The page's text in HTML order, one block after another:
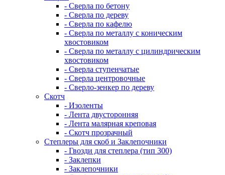
- Сверла по бетону
- Сверла по дереву
- Сверла по кафелю
- Сверла по металлу с коническим
хвостовиком
- Сверла по металлу с цилиндрическим
хвостовиком
- Сверла ступенчатые
- Сверла центровочные
- Сверло-зенкер по дереву
Скотч
- Изоленты
- Лента двусторонняя
- Лента малярная креповая
- Скотч прозрачный
Степлеры для скоб и Заклепочники
- Гвозди для степлера (тип 300)
- Заклепки
- Заклепочники